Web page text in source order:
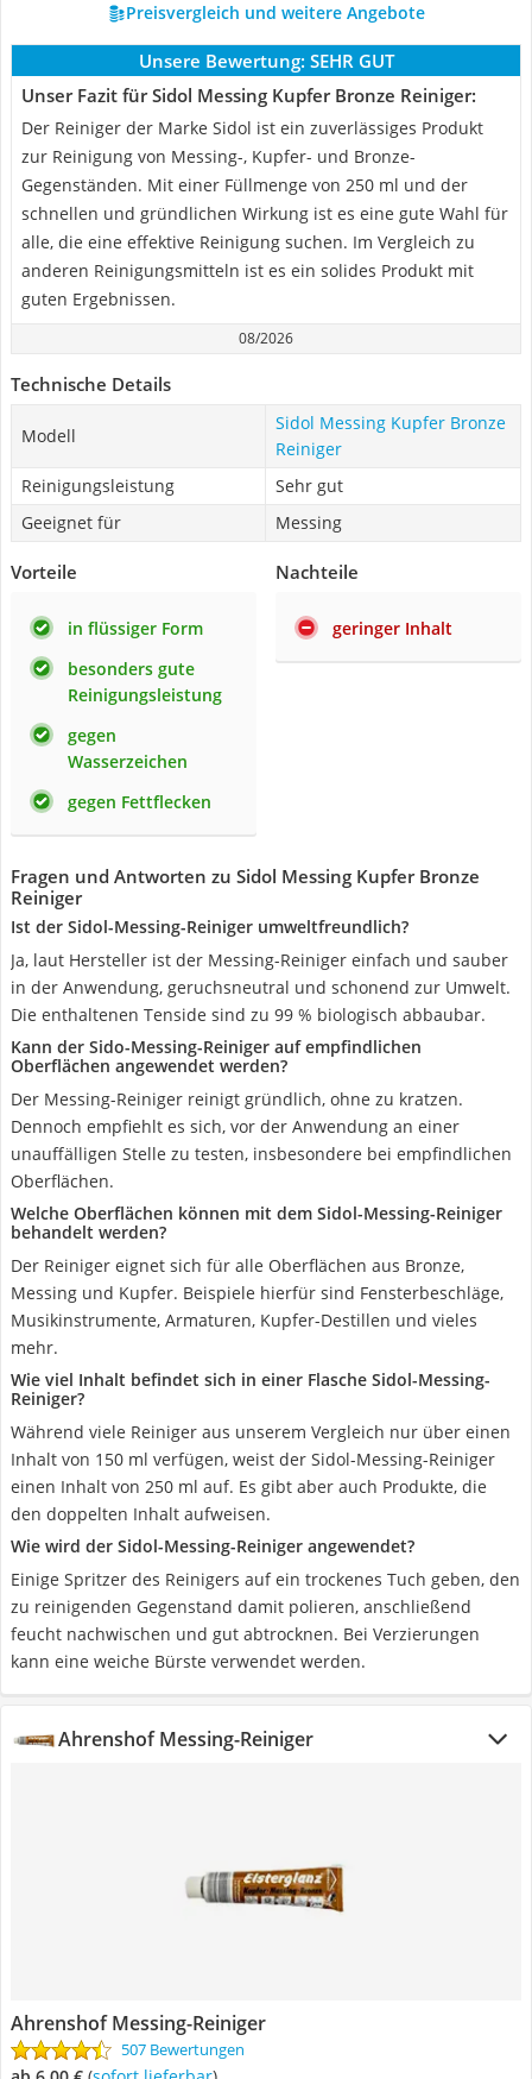
Preisvergleich und weitere Angebote
Unsere Bewertung: SEHR GUT
Unser Fazit für Sidol Messing Kupfer Bronze Reiniger:
Der Reiniger der Marke Sidol ist ein zuverlässiges Produkt
zur Reinigung von Messing-, Kupfer- und Bronze-
Gegenständen. Mit einer Füllmenge von 250 ml und der
schnellen und gründlichen Wirkung ist es eine gute Wahl für
alle, die eine effektive Reinigung suchen. Im Vergleich zu
anderen Reinigungsmitteln ist es ein solides Produkt mit
guten Ergebnissen.
08/2026
Technische Details
Modell
Sidol Messing Kupfer Bronze
Reiniger
Reinigungsleistung
Sehr gut
Geeignet für
Messing
Vorteile
in flüssiger Form
besonders gute
Reinigungsleistung
gegen
Wasserzeichen
gegen Fettflecken
Nachteile
geringer Inhalt
Fragen und Antworten zu Sidol Messing Kupfer Bronze
Reiniger
Ist der Sidol-Messing-Reiniger umweltfreundlich?
Ja, laut Hersteller ist der Messing-Reiniger einfach und sauber
in der Anwendung, geruchsneutral und schonend zur Umwelt.
Die enthaltenen Tenside sind zu 99 % biologisch abbaubar.
Kann der Sido-Messing-Reiniger auf empfindlichen
Oberflächen angewendet werden?
Der Messing-Reiniger reinigt gründlich, ohne zu kratzen.
Dennoch empfiehlt es sich, vor der Anwendung an einer
unauffälligen Stelle zu testen, insbesondere bei empfindlichen
Oberflächen.
Welche Oberflächen können mit dem Sidol-Messing-Reiniger
behandelt werden?
Der Reiniger eignet sich für alle Oberflächen aus Bronze,
Messing und Kupfer. Beispiele hierfür sind Fensterbeschläge,
Musikinstrumente, Armaturen, Kupfer-Destillen und vieles
mehr.
Wie viel Inhalt befindet sich in einer Flasche Sidol-Messing-
Reiniger?
Während viele Reiniger aus unserem Vergleich nur über einen
Inhalt von 150 ml verfügen, weist der Sidol-Messing-Reiniger
einen Inhalt von 250 ml auf. Es gibt aber auch Produkte, die
den doppelten Inhalt aufweisen.
Wie wird der Sidol-Messing-Reiniger angewendet?
Einige Spritzer des Reinigers auf ein trockenes Tuch geben, den
zu reinigenden Gegenstand damit polieren, anschließend
feucht nachwischen und gut abtrocknen. Bei Verzierungen
kann eine weiche Bürste verwendet werden.
Ahrenshof Messing-Reiniger
Ahrenshof Messing-Reiniger
507 Bewertungen